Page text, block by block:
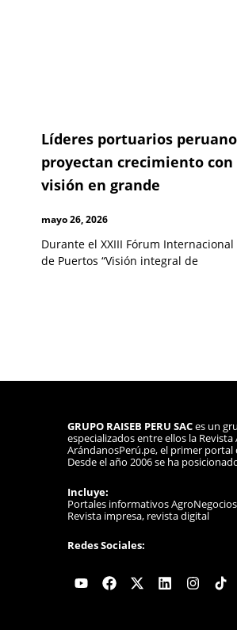
Líderes portuarios
proyectan crecimiento con
visión en grande
mayo 26, 2026
Durante el XXIII Fórum Internacional
de Puertos “Visión integral de
GRUPO RAISEB PERU SACes un
especializados entre ellos la
ArándanosPerú.pe, el primer
Desde el año 2006 se ha
Incluye:
Portales informativos
Revista impresa, revista digital
Redes Sociales:
YoutubeFacebook
X-
twitter
Linkedin